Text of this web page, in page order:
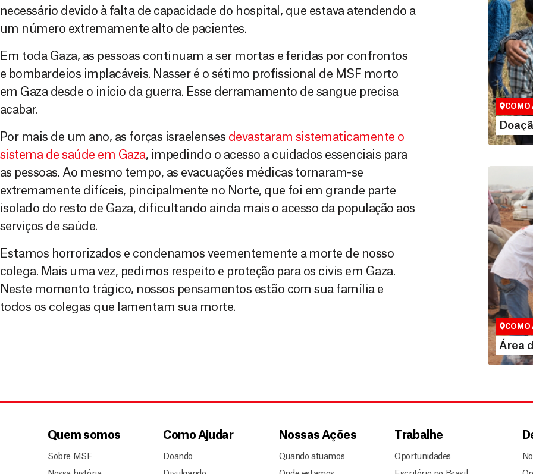
necessário devido à falta de capacidade do hospital, que estava atendendo a
um número extremamente alto de pacientes.
Em toda Gaza, as pessoas continuam a ser mortas e feridas por confrontos
e bombardeios implacáveis. Nasser é o sétimo profissional de MSF morto
em Gaza desde o início da guerra. Esse derramamento de sangue precisa
acabar.
Por mais de um ano, as forças israelenses devastaram sistematicamente o
sistema de saúde em Gaza, impedindo o acesso a cuidados essenciais para
as pessoas. Ao mesmo tempo, as evacuações médicas tornaram-se
extremamente difíceis, pincipalmente no Norte, que foi em grande parte
isolado do resto de Gaza, dificultando ainda mais o acesso da população aos
serviços de saúde.
Estamos horrorizados e condenamos veementemente a morte de nosso
colega. Mais uma vez, pedimos respeito e proteção para os civis em Gaza.
Neste momento trágico, nossos pensamentos estão com sua família e
todos os colegas que lamentam sua morte.
Você
maneiras,
valor que
COMO
Área
Espaço
COMO
Área
Quem somos
Sobre MSF
Como Ajudar
Doando
Nossas Ações
Quando atuamos
Trabalhe
Oportunidades